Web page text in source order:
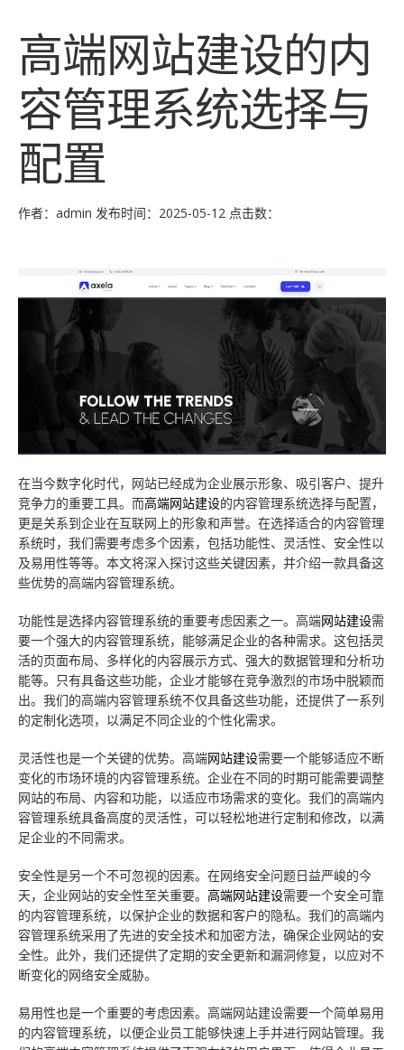
服务项目
网站建设
平面设计
PSD转HTML
数据与API
服务报价
小程序开发
网站托管
解决方案
企业网站
商城网站
教育app定制开发
物联网APP定制开发
O2Oapp定制开发
电商APP定制开发
快速建站
售后服务
云应用·小程序
产品服务
尚睿德创程序
推广优化
短信群发
网站模板
小程序模板
网站模板
云·速成美站
睿推宝
商城网站
行业信息网站
政府网站
手机网站
建站技巧
网站优化
营销推广
常见问题
关于我们
团队成员
联系我们
合作客户
免费获取报价
预约服务
高端网站建设的内
容管理系统选择与
配置
作者：admin 发布时间：2025-05-12 点击数：
在当今数字化时代，网站已经成为企业展示形象、吸引客户、提升
竞争力的重要工具。而高端网站建设的内容管理系统选择与配置，
更是关系到企业在互联网上的形象和声誉。在选择适合的内容管理
系统时，我们需要考虑多个因素，包括功能性、灵活性、安全性以
及易用性等等。本文将深入探讨这些关键因素，并介绍一款具备这
些优势的高端内容管理系统。
功能性是选择内容管理系统的重要考虑因素之一。高端网站建设需
要一个强大的内容管理系统，能够满足企业的各种需求。这包括灵
活的页面布局、多样化的内容展示方式、强大的数据管理和分析功
能等。只有具备这些功能，企业才能够在竞争激烈的市场中脱颖而
出。我们的高端内容管理系统不仅具备这些功能，还提供了一系列
的定制化选项，以满足不同企业的个性化需求。
灵活性也是一个关键的优势。高端网站建设需要一个能够适应不断
变化的市场环境的内容管理系统。企业在不同的时期可能需要调整
网站的布局、内容和功能，以适应市场需求的变化。我们的高端内
容管理系统具备高度的灵活性，可以轻松地进行定制和修改，以满
足企业的不同需求。
安全性是另一个不可忽视的因素。在网络安全问题日益严峻的今
天，企业网站的安全性至关重要。 高端网站建设需要一个安全可靠
的内容管理系统，以保护企业的数据和客户的隐私。我们的高端内
容管理系统采用了先进的安全技术和加密方法，确保企业网站的安
全性。此外，我们还提供了定期的安全更新和漏洞修复，以应对不
断变化的网络安全威胁。
易用性也是一个重要的考虑因素。高端网站建设需要一个简单易用
的内容管理系统，以便企业员工能够快速上手并进行网站管理。我